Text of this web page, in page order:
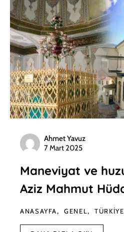
Ahmet Yavuz
7 Mart 2025
Maneviyat ve
Aziz Mahmut
ANASAYFA GENEL